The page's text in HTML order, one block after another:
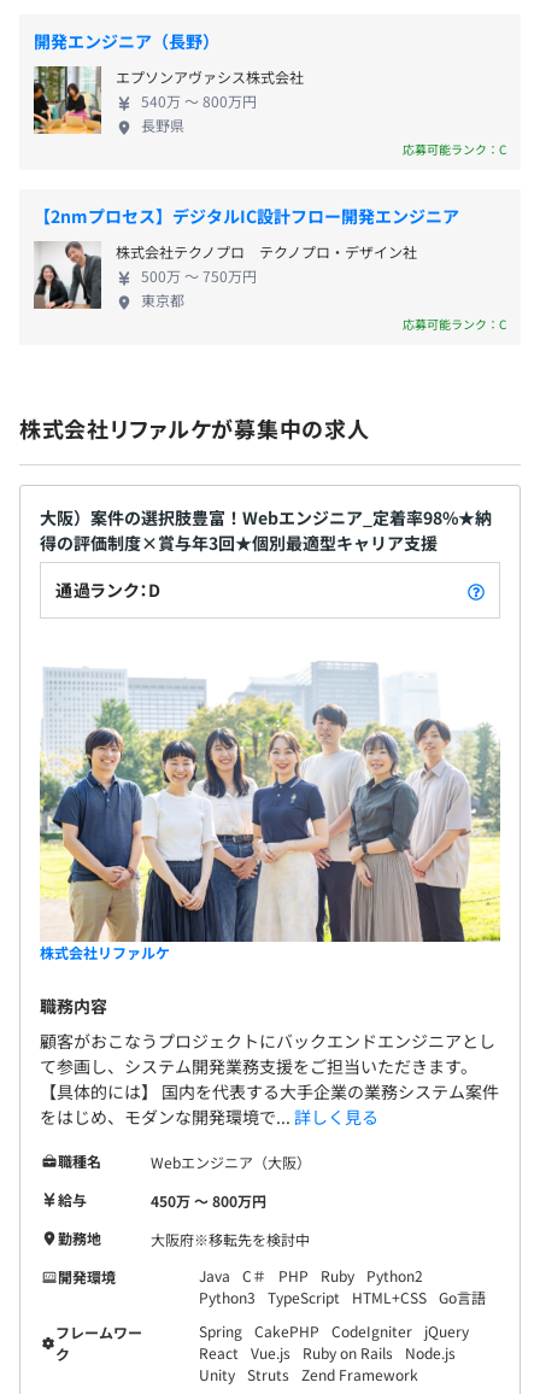
なっています。
相談の上、ご希望のマシンを支給いたします。
プロジェクトごとに選択
【組織風土】
リファルケでは、2023年より会社と社員が「共創する組
織」を目指して文化構築をおこなっています。
わたしたちリファルケの「ヒトとヒトとのあたたかいつな
がりをつくる」のビジョン実現のため、今後も社員ひとり
ひとりが、文化創造の担い手となり、新たな価値を提供し
ていける組織を目指しています。
■ビジョン実現を軸にした新規事業への挑戦
当社ではビジョン実現に向けて、既存事業の発展に注力す
るだけでなく、新たなサービスやプロダクト開発を積極的
におこなっています。
■「挑戦」を称え合う文化
リファルケでは、「挑戦」する社員を応援する文化です。
誰しもが、完璧ではありません。また、「言うは易くおこ
したちリファルケの価値は「当事者意識・危機意識・仲間
意識をもって、課題解決のための行動ができるか」であ
り、それこそが本来の意味での「挑戦」だと考えます。
当社では、そんな「挑戦」と「失敗」ができる人を全員で
奨励する文化があります。
【社内交流】
■びずめし懇親会
福利厚生の「びずめし」を活用し、月に1回程度の頻度で
社員主導の懇親会が開催されています。参加への強制感は
なく、その時々で、参加したい社員が集まっています。リ
ファルケの社風の一つ「自由なコミュニケーション」を実
感できる、よい意味で緩い雰囲気の会です。
・有給休暇（入社1日目から付与）
・慶弔休暇
・介護休暇
・産休・育休
・プレミアムフライデー
・役職手当
・在宅手当
・健康手当（出社に伴う手当）
・現場管理手当
・紹介手当
昇給：年1回（7月）
社会保険完備（健康保険・厚生年金加入・雇用保険・労災
保険）
無期雇用
※6カ月の試用期間があります。
※成果、勤務状況を総合的に判断し、正式雇用の際に月給
の～5％の増額をおこなう場合があります。
た、国家資格キャリアコンサルタントによる「セル
フ・キャリアドック」や、社外講師によるコミュニ
ケーション研修を実施するほか、IT資格取得支援制
度も充実しており、70以上の資格が対象＆受験料
100%補助で、学び続けられる環境を整えておりま
し、エンド直・元請直案件を多数保有。個人のキャ
リア希望に沿った案件を選べるため、スキルアップ
や新しい技術に挑戦できます。 単価・案件情報を
100%開示している点も特徴です。高還元率×賞与年
ンスを実現 年間休日130日（2022年実績）、残業少
なめでプライベートも充実。「びずめし」などの食
事補助、ママ・パパ応援、副業OKなど、社員の多様
な働き方を支援する制度が整っています。 リモート
ワークの相談も可能で、ライフステージに応じた柔
軟な働き方を選べます。ベネフィット・ワンの福利厚
生制度を活用し、健康促進やスキルアップも自由に
開発エンジニア（長野）
エプソンアヴァシス株式会社
540万 〜 800万円
長野県
応募可能ランク：C
【2nmプロセス】デジタルIC設計フロー開発エンジニア
株式会社テクノプロ テクノプロ・デザイン社
500万 〜 750万円
東京都
応募可能ランク：C
株式会社リファルケが募集中の求人
大阪）案件の選択肢豊富！Webエンジニア_定着率98%★納
得の評価制度×賞与年3回★個別最適型キャリア支援
通過ランク：D
株式会社リファルケ
職務内容
顧客がおこなうプロジェクトにバックエンドエンジニアとし
て参画し、システム開発業務支援をご担当いただきます。
【具体的には】 国内を代表する大手企業の業務システム案件
をはじめ、モダンな開発環境で... 詳しく見る
職種名
Webエンジニア（大阪）
給与
450万 〜 800万円
勤務地
大阪府※移転先を検討中
開発環境
Java C＃ PHP Ruby
Python2
Python3
TypeScript HTML+CSS Go言語
フレームワー
ク
Spring CakePHP CodeIgniter
jQuery
React
Vue.js Ruby on Rails
Node.js
Unity Struts Zend Framework